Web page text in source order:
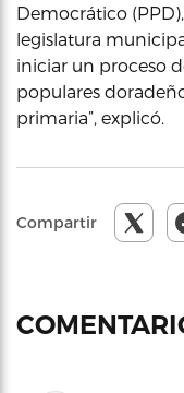
Democrático
legislatura
iniciar un proceso
populares
primaria”, explicó.
Compartir